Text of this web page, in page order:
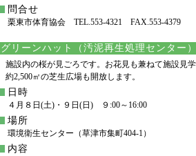
問合せ
栗東市体育協会 TEL.553-4321 FAX.553-4379
グリーンハット（汚泥再生処理センター
施設内の桜が見ごろです。お花見も兼ねて施設見学
約2,500㎡の芝生広場も開放します。
日時
４月８日(土)・９日(日) ９:00～16:00
場所
環境衛生センター（草津市集町404-1）
内容